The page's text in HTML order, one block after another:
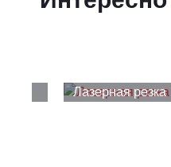
Лазерная резка